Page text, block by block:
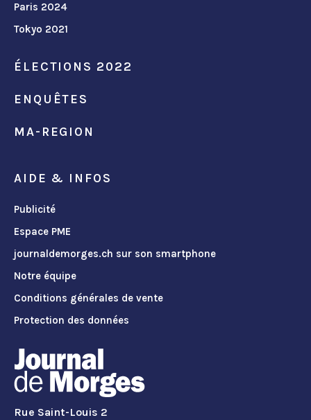
Paris 2024
Tokyo 2021
ÉLECTIONS 2022
ENQUÊTES
MA-REGION
AIDE & INFOS
Publicité
Espace PME
journaldemorges.ch sur son smartphone
Notre équipe
Conditions générales de vente
Protection des données
Rue Saint-Louis 2